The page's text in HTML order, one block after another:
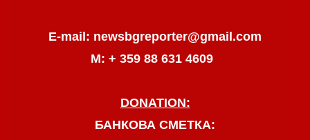
E-mail: newsbgreporter@gmail.com
М: + 359 88 631 4609
DONATION:
БАНКОВА СМЕТКА: